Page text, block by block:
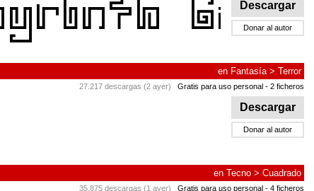
Descargar
Donar al autor
en Fantasía> Terror
27.217 descargas (2 ayer) Gratis para uso personal - 2 ficheros
Descargar
Donar al autor
en Tecno > Cuadrado
35.875 descargas (1 ayer) Gratis para uso personal - 4 ficheros